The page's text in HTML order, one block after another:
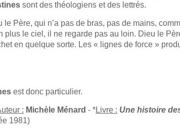
sont des théologiens et des lettrés.
le Père, qui n’a pas de bras, pas de mains,
plus le ciel, il ne regarde pas au loin. Dieu le
en quelque sorte. Les « lignes de force »
est donc particulier.
: Michèle Ménard - *Livre : Une histoire
1981)